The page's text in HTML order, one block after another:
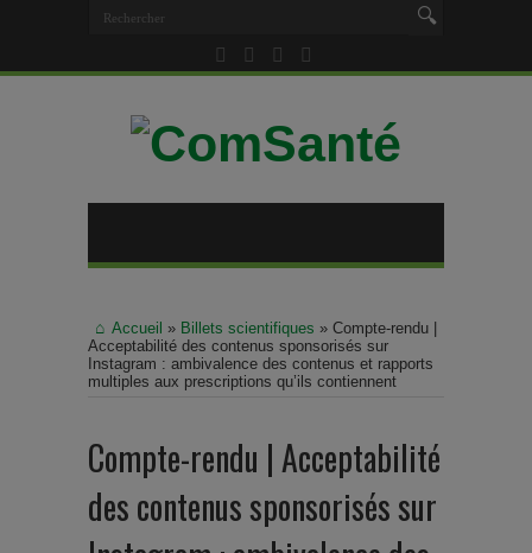
Accueil » Billets scientifiques » Compte-rendu |
Acceptabilité des contenus sponsorisés sur
Instagram : ambivalence des contenus et rapports
multiples aux prescriptions qu’ils contiennent
Compte-rendu | Acceptabilité
des contenus sponsorisés sur